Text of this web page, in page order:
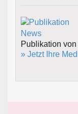
Publikation
» Jetzt Ihre